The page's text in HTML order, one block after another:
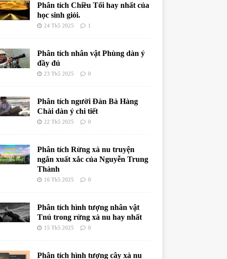
Phân tích Chiều Tối hay nhất của
học sinh giỏi.
24 Th5 2025 1
Phân tích nhân vật Phùng dàn ý
đầy đủ
23 Th5 2025 0
Phân tích người Đàn Bà Hàng
Chài dàn ý chi tiết
22 Th5 2025 0
Phân tích Rừng xà nu truyện
ngắn xuất xắc của Nguyễn Trung
Thành
16 Th5 2025 0
Phân tích hình tượng nhân vật
Tnú trong rừng xà nu hay nhất
15 Th5 2025 0
Phân tích hình tượng cây xà nu